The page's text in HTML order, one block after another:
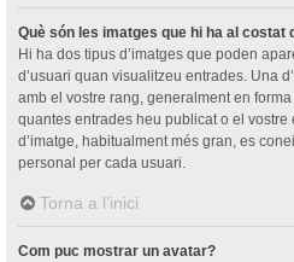
Què són les imatges que hi ha al costat
Hi ha dos tipus d’imatges que poden
d’usuari quan visualitzeu entrades. Una
amb el vostre rang, generalment en
quantes entrades heu publicat o el vostre
d’imatge, habitualment més gran, es
personal per cada usuari.
Torna a l’inici
Com puc mostrar un avatar?